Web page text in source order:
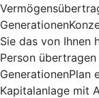
Sie das von Ihnen
Person
GenerationenPlan
Kapitalanlage mit